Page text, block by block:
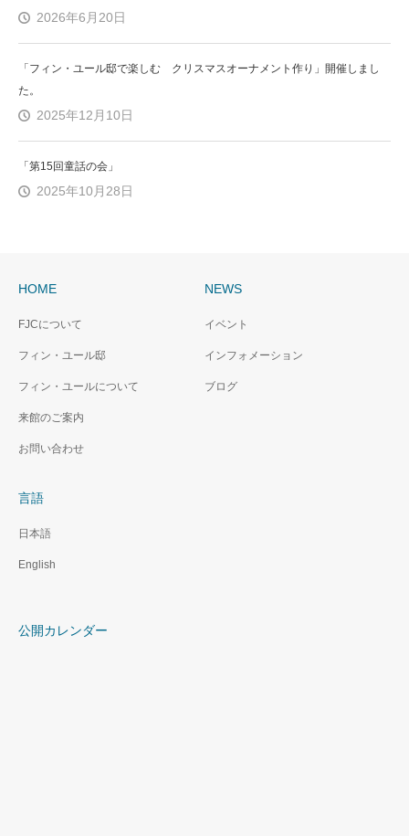
2026年6月20日
「フィン・ユール邸で楽しむ クリスマスオーナメント作り」開催しまし
た。
2025年12月10日
「第15回童話の会」
2025年10月28日
HOME
FJCについて
フィン・ユール邸
フィン・ユールについて
来館のご案内
お問い合わせ
NEWS
イベント
インフォメーション
ブログ
言語
日本語
English
公開カレンダー